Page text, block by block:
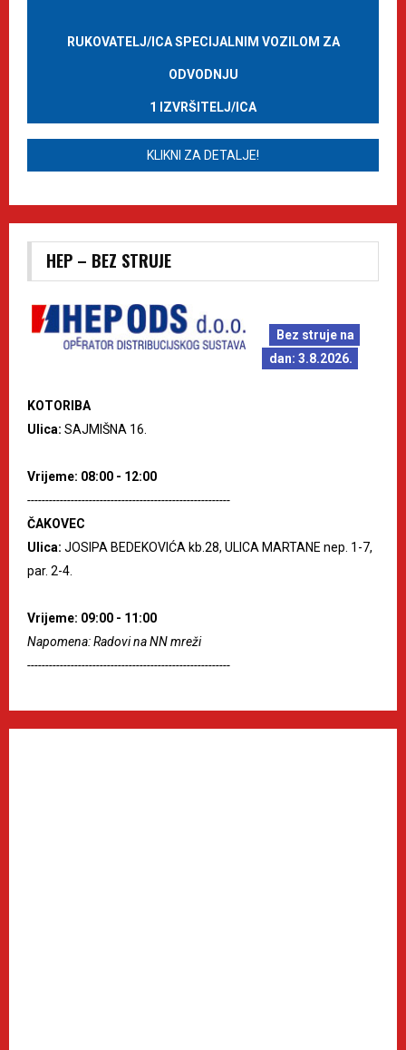
RUKOVATELJ/ICA SPECIJALNIM VOZILOM ZA
ODVODNJU
1 IZVRŠITELJ/ICA
KLIKNI ZA DETALJE!
HEP – BEZ STRUJE
Bez struje na
dan: 3.8.2026.
KOTORIBA
Ulica: SAJMIŠNA 16.
Vrijeme: 08:00 - 12:00
--------------------------------------------------------
ČAKOVEC
Ulica: JOSIPA BEDEKOVIĆA kb.28, ULICA MARTANE nep. 1-7,
par. 2-4.
Vrijeme: 09:00 - 11:00
Napomena: Radovi na NN mreži
--------------------------------------------------------